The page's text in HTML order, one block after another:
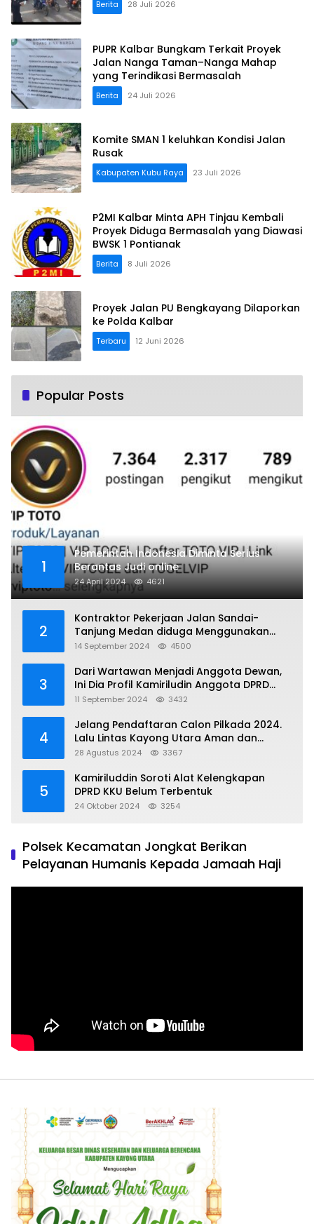
Berita 28 Juli 2026
PUPR Kalbar Bungkam Terkait Proyek
Jalan Nanga Taman–Nanga Mahap
yang Terindikasi Bermasalah
Berita 24 Juli 2026
Komite SMAN 1 keluhkan Kondisi Jalan
Rusak
Kabupaten Kubu Raya 23 Juli 2026
P2MI Kalbar Minta APH Tinjau Kembali
Proyek Diduga Bermasalah yang Diawasi
BWSK 1 Pontianak
Berita 8 Juli 2026
Proyek Jalan PU Bengkayang Dilaporkan
ke Polda Kalbar
Terbaru 12 Juni 2026
Popular Posts
1
Pemerintah Indonesia Diminta Serius
Berantas Judi online
24 April 2024 4621
2
Kontraktor Pekerjaan Jalan Sandai-
Tanjung Medan diduga Menggunakan
Matrial Tanah tak Berizin Resmi
14 September 2024 4500
3
Dari Wartawan Menjadi Anggota Dewan,
Ini Dia Profil Kamiriludin Anggota DPRD
Dapil 1 KKU
11 September 2024 3432
4
Jelang Pendaftaran Calon Pilkada 2024.
Lalu Lintas Kayong Utara Aman dan
Kondusif
28 Agustus 2024 3367
5
Kamiriluddin Soroti Alat Kelengkapan
DPRD KKU Belum Terbentuk
24 Oktober 2024 3254
Polsek Kecamatan Jongkat Berikan
Pelayanan Humanis Kepada Jamaah Haji